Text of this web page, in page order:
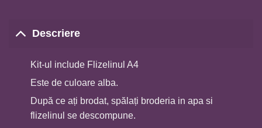
Descriere
Kit-ul include Flizelinul A4
Este de culoare alba.
După ce ați brodat, spălați broderia in apa si
flizelinul se descompune.